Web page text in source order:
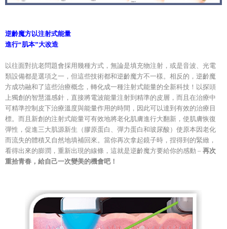
逆齡魔方以注射式能量
進行“肌本”大改造
以往面對抗老問題會採用幾種方式，無論是填充物注射，或是音波、光電
類設備都是選項之一，但這些技術都和逆齡魔方不一樣。相反的，逆齡魔
方成功融和了這些治療概念，轉化成一種注射式能量的全新科技！以探頭
上獨創的智慧溫感針，直接將電波能量注射到精準的皮層，而且在治療中
可精準控制皮下治療溫度與能量作用的時間，因此可以達到有效的治療目
標。而且新創的注射式能量可有效地將老化肌膚進行大翻新，使肌膚恢復
彈性，促進三大肌源新生（膠原蛋白、彈力蛋白和玻尿酸）使原本因老化
而流失的體積又自然地填補回來。當你再次拿起鏡子時，捏得到的緊緻，
看得出來的膨潤，重新出現的線條，這就是逆齡魔方要給你的感動 – 再次
重拾青春，給自己一次變美的機會吧！